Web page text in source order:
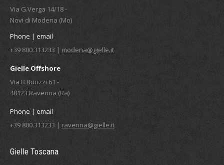
Via G.Verga 14/18 -
Novi di Modena (Mo)
Phone | email
+39 800.313233 | modena@gielle.it
Gielle Offshore
Via B.Buozzi 61 -
48123 Ravenna (Ra)
Phone | email
+39 800.313233 | ravenna@gielle.it
Gielle Toscana